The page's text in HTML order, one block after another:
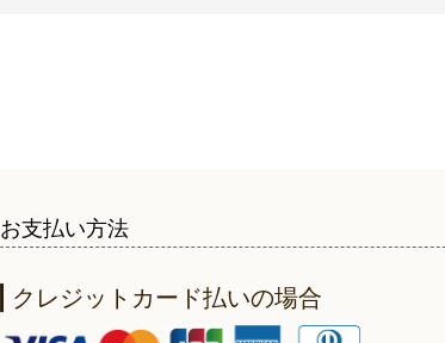
お支払い方法
クレジットカード払いの場合